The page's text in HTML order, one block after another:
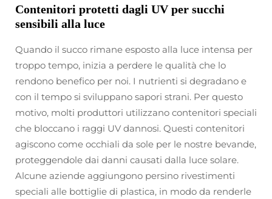
Contenitori protetti dagli UV per succhi
sensibili alla luce
Quando il succo rimane esposto alla luce intensa per
troppo tempo, inizia a perdere le qualità che lo
rendono benefico per noi. I nutrienti si degradano e
con il tempo si sviluppano sapori strani. Per questo
motivo, molti produttori utilizzano contenitori speciali
che bloccano i raggi UV dannosi. Questi contenitori
agiscono come occhiali da sole per le nostre bevande,
proteggendole dai danni causati dalla luce solare.
Alcune aziende aggiungono persino rivestimenti
speciali alle bottiglie di plastica, in modo da renderle